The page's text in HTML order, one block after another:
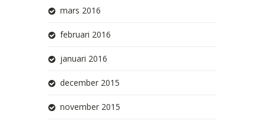
mars 2016
februari 2016
januari 2016
december 2015
november 2015